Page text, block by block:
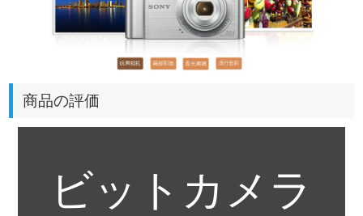
商品の評価
ビットカメラ